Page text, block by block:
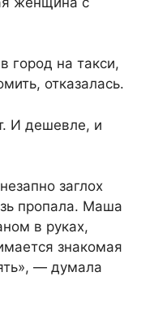
город на такси,
отказалась.
И дешевле, и
заглох
пропала. Маша
в руках,
знакомая
— думала